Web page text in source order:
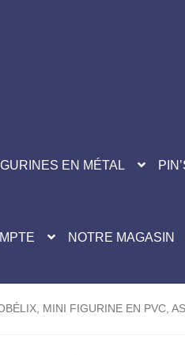
EN MÉTAL
NOTRE MAGASIN
MINI FIGURINE EN PVC,